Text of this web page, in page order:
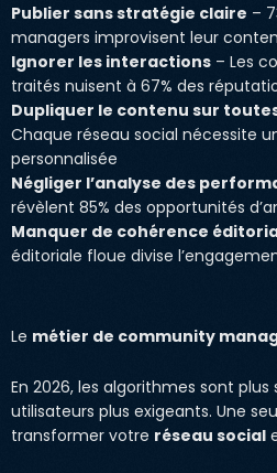
Publier sans stratégie claire –
managers improvisent leur
Ignorer les interactions – Les
traités nuisent à 67% des
Dupliquer le contenu sur
Chaque réseau social nécessite
personnalisée
Négliger l’analyse des
révèlent 85% des opportunités
Manquer de cohérence
éditoriale floue divise
Le métier de community
En 2026, les algorithmes sont
utilisateurs plus exigeants. Une
transformer votre réseau social